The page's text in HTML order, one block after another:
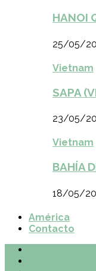
HANOI
25/05/
Vietnam
SAPA
23/05/
Vietnam
BAHÍA
18/05/
América
Contacto